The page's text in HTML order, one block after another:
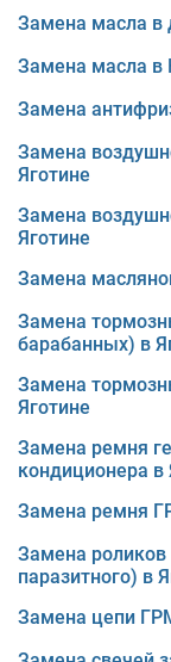
Замена масла в
Замена масла в
Замена
Замена
Яготине
Замена
Яготине
Замена
Замена
барабанных) в
Замена
Яготине
Замена ремня
кондиционера в
Замена ремня
Замена
паразитного) в
Замена цепи